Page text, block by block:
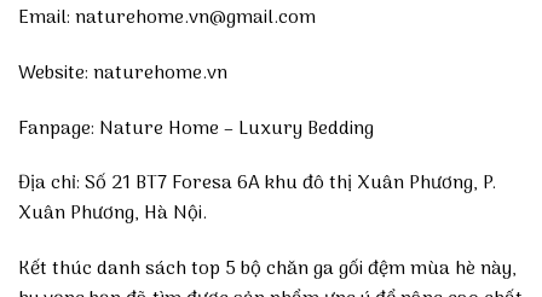
Email: naturehome.vn@gmail.com
Website:naturehome.vn
Fanpage: Nature Home – Luxury Bedding
Địa chỉ: Số 21 BT7 Foresa 6A khu đô thị Xuân Phương, P.
Xuân Phương, Hà Nội.
Kết thúc danh sách top 5 bộ chăn ga gối đệm mùa hè này,